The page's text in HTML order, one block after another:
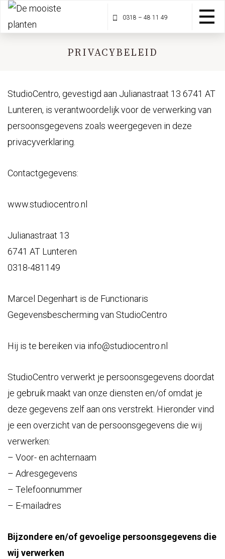
0318 – 48 11 49
PRIVACYBELEID
StudioCentro, gevestigd aan Julianastraat 13 6741 AT
Lunteren, is verantwoordelijk voor de verwerking van
persoonsgegevens zoals weergegeven in deze
privacyverklaring.
Contactgegevens:
www.studiocentro.nl
Julianastraat 13
6741 AT Lunteren
0318-481149
Marcel Degenhart is de Functionaris
Gegevensbescherming van StudioCentro
Hij is te bereiken via info@studiocentro.nl
StudioCentro verwerkt je persoonsgegevens doordat
je gebruik maakt van onze diensten en/of omdat je
deze gegevens zelf aan ons verstrekt. Hieronder vind
je een overzicht van de persoonsgegevens die wij
verwerken:
– Voor- en achternaam
– Adresgegevens
– Telefoonnummer
– E-mailadres
Bijzondere en/of gevoelige persoonsgegevens die
wij verwerken